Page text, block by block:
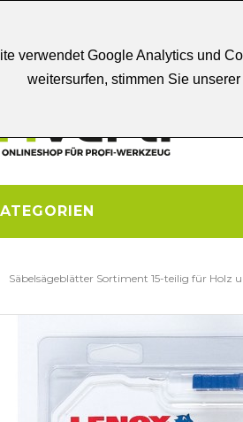
verwendet Google Analytics und
weitersurfen, stimmen Sie
Säbelsägeblätter Sortiment 15-teilig für Holz